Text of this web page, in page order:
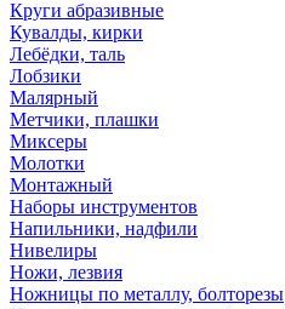
Круги абразивные
Кувалды, кирки
Лебёдки, таль
Лобзики
Малярный
Метчики, плашки
Миксеры
Молотки
Монтажный
Наборы инструментов
Напильники, надфили
Нивелиры
Ножи, лезвия
Ножницы по металлу, болторезы